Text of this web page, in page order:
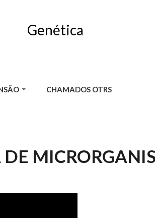
Genética
CHAMADOS OTRS